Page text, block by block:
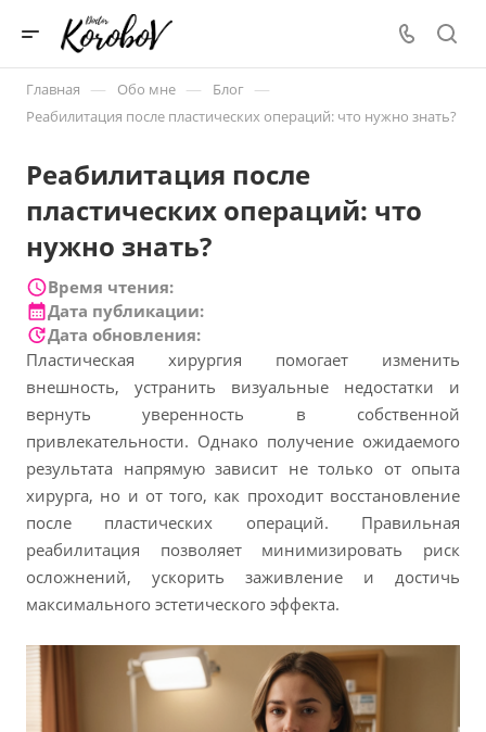
Главная — Обо мне — Блог —
Реабилитация после пластических операций: что нужно знать?
Реабилитация после
пластических операций: что
нужно знать?
Время чтения:
Дата публикации:
Дата обновления:
Пластическая хирургия помогает изменить
внешность, устранить визуальные недостатки и
вернуть уверенность в собственной
привлекательности. Однако получение ожидаемого
результата напрямую зависит не только от опыта
хирурга, но и от того, как проходит восстановление
после пластических операций. Правильная
реабилитация позволяет минимизировать риск
осложнений, ускорить заживление и достичь
максимального эстетического эффекта.